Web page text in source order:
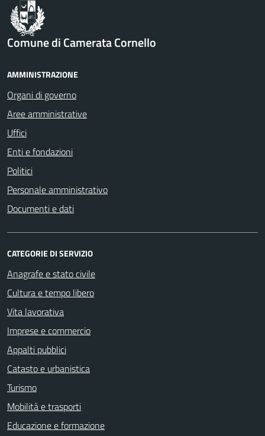
Comune di Camerata Cornello
AMMINISTRAZIONE
Organi di governo
Aree amministrative
Uffici
Enti e fondazioni
Politici
Personale amministrativo
Documenti e dati
CATEGORIE DI SERVIZIO
Anagrafe e stato civile
Cultura e tempo libero
Vita lavorativa
Imprese e commercio
Appalti pubblici
Catasto e urbanistica
Turismo
Mobilità e trasporti
Educazione e formazione